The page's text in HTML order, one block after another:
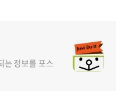
는 정보를 포스